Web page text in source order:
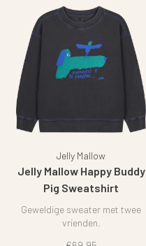
Jelly Mallow
Jelly Mallow Happy Buddy
Pig Sweatshirt
Geweldige sweater met twee
vrienden.